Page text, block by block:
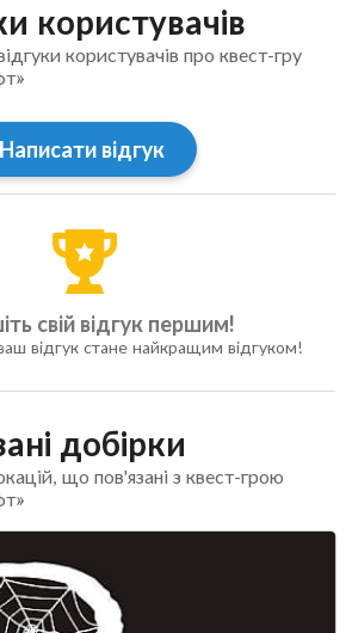
користувачів
користувачів про квест-гру
Написати відгук
свій відгук першим!
відгук стане найкращим відгуком!
добірки
що пов'язані з квест-грою